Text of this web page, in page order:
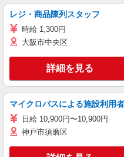
レジ・商品陳列スタッフ
時給 1,300円
大阪市中央区
詳細を見る
マイクロバスによる施設利用
日給 10,900円〜10,900円
神戸市須磨区